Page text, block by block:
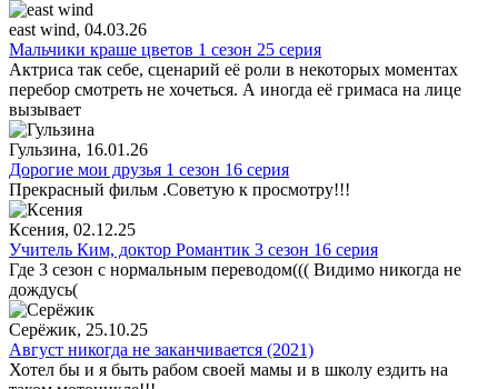
east wind, 04.03.26
Мальчики краше цветов 1 сезон 25 серия
Актриса так себе, сценарий её роли в некоторых моментах
перебор смотреть не хочеться. А иногда её гримаса на лице
вызывает
Гульзина, 16.01.26
Дорогие мои друзья 1 сезон 16 серия
Прекрасный фильм .Советую к просмотру!!!
Ксения, 02.12.25
Учитель Ким, доктор Романтик 3 сезон 16 серия
Где 3 сезон с нормальным переводом((( Видимо никогда не
дождусь(
Серёжик, 25.10.25
Август никогда не заканчивается (2021)
Хотел бы и я быть рабом своей мамы и в школу ездить на